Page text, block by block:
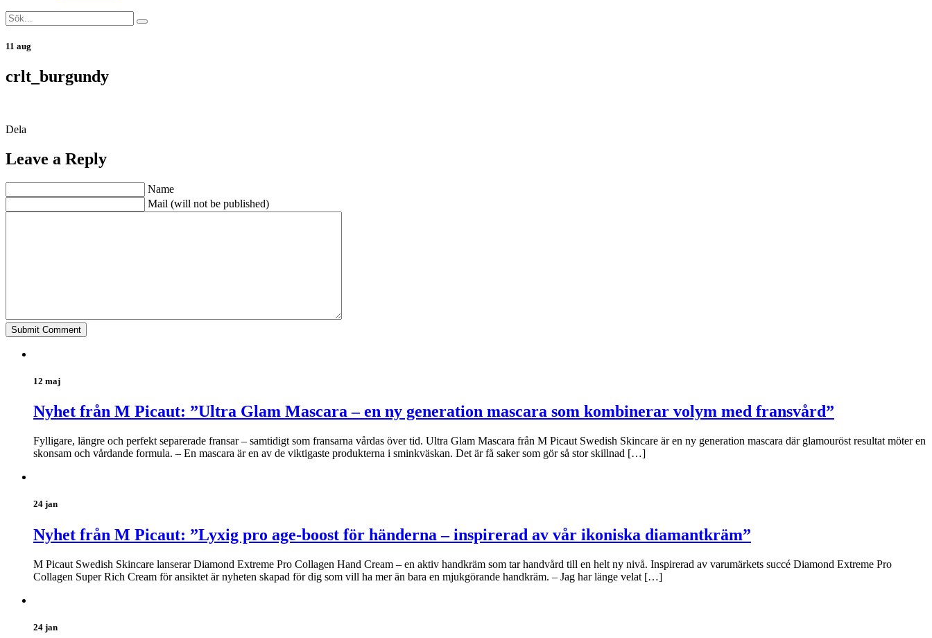
11 aug
crlt_burgundy
Dela
Leave a Reply
Name
Mail (will not be published)
12 maj
Nyhet från M Picaut: ”Ultra Glam Mascara – en ny generation mascara som kombinerar volym med fransvård”
Fylligare, längre och perfekt separerade fransar – samtidigt som fransarna vårdas över tid. Ultra Glam Mascara från M Picaut Swedish Skincare är en ny generation mascara där glamouröst resultat möter en
skonsam och vårdande formula. – En mascara är en av de viktigaste produkterna i sminkväskan. Det är få saker som gör så stor skillnad […]
24 jan
Nyhet från M Picaut: ”Lyxig pro age-boost för händerna – inspirerad av vår ikoniska diamantkräm”
M Picaut Swedish Skincare lanserar Diamond Extreme Pro Collagen Hand Cream – en aktiv handkräm som tar handvård till en helt ny nivå. Inspirerad av varumärkets succé Diamond Extreme Pro
Collagen Super Rich Cream för ansiktet är nyheten skapad för dig som vill ha mer än bara en mjukgörande handkräm. – Jag har länge velat […]
24 jan